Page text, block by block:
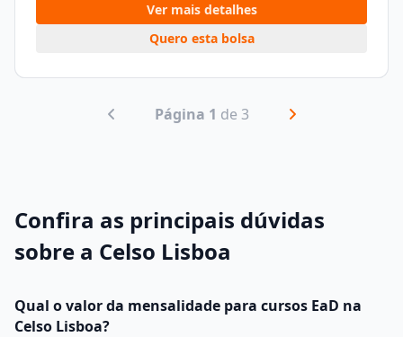
Ver mais detalhes
Quero esta bolsa
Página 1 de 3
Confira as principais dúvidas
sobre a Celso Lisboa
Qual o valor da mensalidade para cursos EaD na
Celso Lisboa?